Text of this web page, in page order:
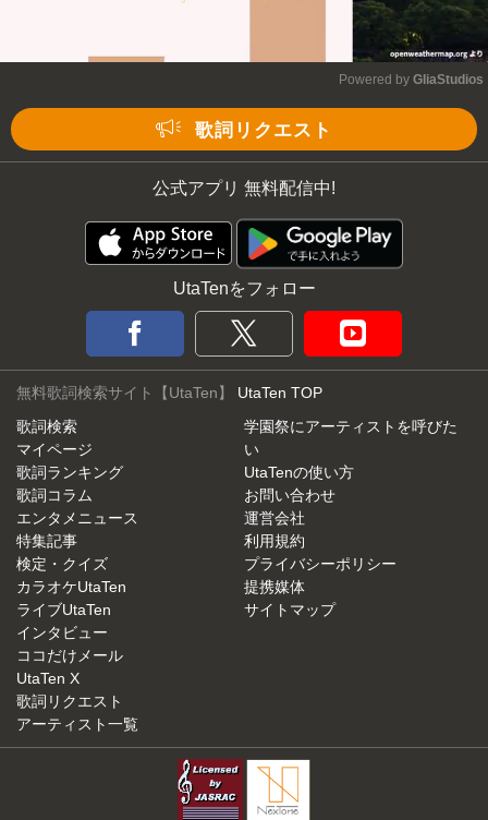
Powered by GliaStudios
歌詞リクエスト
公式アプリ 無料配信中!
UtaTenをフォロー
無料歌詞検索サイト【UtaTen】 UtaTen TOP
歌詞検索
マイページ
歌詞ランキング
歌詞コラム
エンタメニュース
特集記事
検定・クイズ
カラオケUtaTen
ライブUtaTen
インタビュー
ココだけメール
UtaTen X
歌詞リクエスト
アーティスト一覧
学園祭にアーティストを呼びた
い
UtaTenの使い方
お問い合わせ
運営会社
利用規約
プライバシーポリシー
提携媒体
サイトマップ